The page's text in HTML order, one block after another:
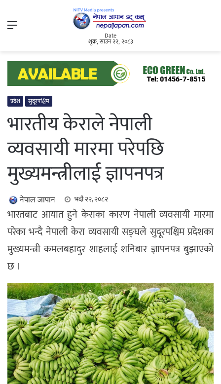
Menu
Date
शुक्र, साउन २२, २०८३
प्रदेश सुदूरपश्चिम
भारतीय केराले नेपाली
व्यवसायी मारमा परेपछि
मुख्यमन्त्रीलाई ज्ञापनपत्र
नेपाल जापान भदौ २२, २०८२
भारतबाट आयात हुने केराका कारण नेपाली व्यवसायी मारमा
परेका भन्दै नेपाली केरा व्यवसायी सङ्घले सुदूरपश्चिम प्रदेशका
मुख्यमन्त्री कमलबहादुर शाहलाई शनिबार ज्ञापनपत्र बुझाएको
छ ।